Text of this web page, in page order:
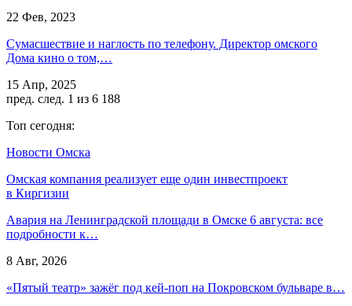
22 Фев, 2023
Сумасшествие и наглость по телефону. Директор омского
Дома кино о том,…
15 Апр, 2025
пред. след. 1 из 6 188
Топ сегодня:
Новости Омска
Омская компания реализует еще один инвестпроект
в Киргизии
Авария на Ленинградской площади в Омске 6 августа: все
подробности к…
8 Авг, 2026
«Пятый театр» зажёг под кей-поп на Покровском бульваре в…